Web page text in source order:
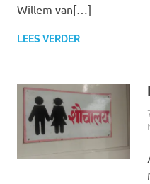
Willem van[…]
LEES VERDER